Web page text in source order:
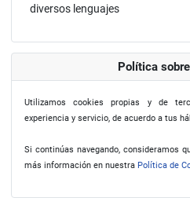
diversos lenguajes
Política
Utilizamos cookies propias y de
experiencia y servicio, de acuerdo a tus
Si continúas navegando, consideramos
más información en nuestra Política de